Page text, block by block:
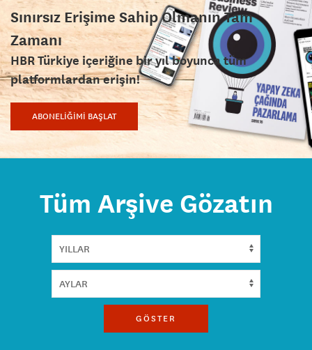
Sınırsız Erişime Sahip Olmanın Tam
Zamanı
HBR Türkiye içeriğine bir yıl boyunca tüm
platformlardan erişin!
ABONELİĞİMİ BAŞLAT
Tüm Arşive Gözatın
GÖSTER